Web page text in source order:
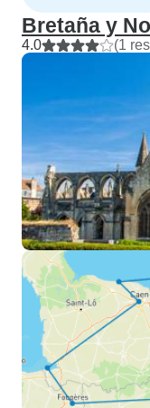
Bretaña y
4.0 (1